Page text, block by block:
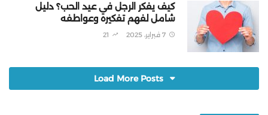
كيف يفكر الرجل في عيد الحب؟ دليل
شامل لفهم تفكيره وعواطفه
7 فبراير، 2025 21
Load More Posts